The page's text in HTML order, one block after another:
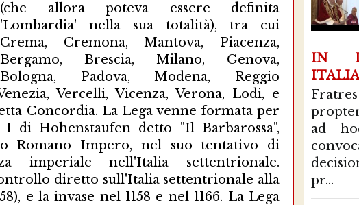
(che allora poteva essere definita
'Lombardia' nella sua totalità), tra cui
Crema, Cremona, Mantova, Piacenza,
Bergamo, Brescia, Milano, Genova,
Bologna, Padova, Modena, Reggio
Vercelli, Vicenza, Verona, Lodi, e
Concordia. La Lega venne formata per
I di Hohenstaufen detto "Il Barbarossa",
Romano Impero, nel suo tentativo di
imperiale nell'Italia settentrionale.
diretto sull'Italia settentrionale alla
e la invase nel 1158 e nel 1166. La Lega
IN
ad
pr...